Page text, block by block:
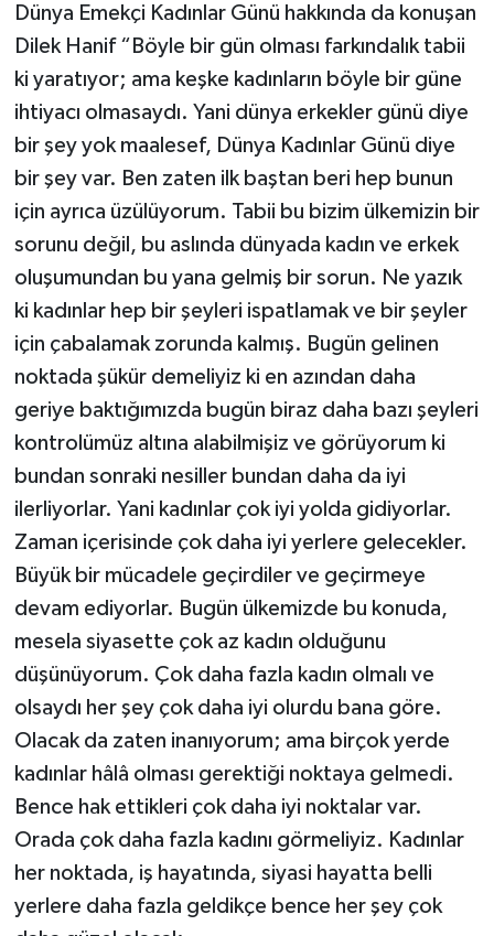
Dünya Emekçi Kadınlar Günü hakkında da konuşan
Dilek Hanif “Böyle bir gün olması farkındalık tabii
ki yaratıyor; ama keşke kadınların böyle bir güne
ihtiyacı olmasaydı. Yani dünya erkekler günü diye
bir şey yok maalesef, Dünya Kadınlar Günü diye
bir şey var. Ben zaten ilk baştan beri hep bunun
için ayrıca üzülüyorum. Tabii bu bizim ülkemizin bir
sorunu değil, bu aslında dünyada kadın ve erkek
oluşumundan bu yana gelmiş bir sorun. Ne yazık
ki kadınlar hep bir şeyleri ispatlamak ve bir şeyler
için çabalamak zorunda kalmış. Bugün gelinen
noktada şükür demeliyiz ki en azından daha
geriye baktığımızda bugün biraz daha bazı şeyleri
kontrolümüz altına alabilmişiz ve görüyorum ki
bundan sonraki nesiller bundan daha da iyi
ilerliyorlar. Yani kadınlar çok iyi yolda gidiyorlar.
Zaman içerisinde çok daha iyi yerlere gelecekler.
Büyük bir mücadele geçirdiler ve geçirmeye
devam ediyorlar. Bugün ülkemizde bu konuda,
mesela siyasette çok az kadın olduğunu
düşünüyorum. Çok daha fazla kadın olmalı ve
olsaydı her şey çok daha iyi olurdu bana göre.
Olacak da zaten inanıyorum; ama birçok yerde
kadınlar hâlâ olması gerektiği noktaya gelmedi.
Bence hak ettikleri çok daha iyi noktalar var.
Orada çok daha fazla kadını görmeliyiz. Kadınlar
her noktada, iş hayatında, siyasi hayatta belli
yerlere daha fazla geldikçe bence her şey çok